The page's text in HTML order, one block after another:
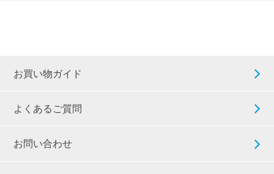
お買い物ガイド
よくあるご質問
お問い合わせ